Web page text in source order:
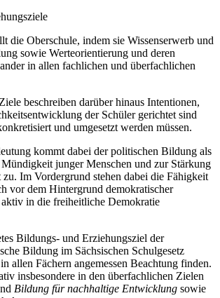
die Oberschule, indem sie Wissenserwerb und
sowie Werteorientierung und deren
in allen fachlichen und überfachlichen
beschreiben darüber hinaus Intentionen,
der Schüler gerichtet sind
und umgesetzt werden müssen.
kommt dabei der politischen Bildung als
junger Menschen und zur Stärkung
Im Vordergrund stehen dabei die Fähigkeit
vor dem Hintergrund demokratischer
in die freiheitliche Demokratie
Bildungs- und Erziehungsziel der
Bildung im Sächsischen Schulgesetz
allen Fächern angemessen Beachtung finden.
insbesondere in den überfachlichen Zielen
Bildung für nachhaltige Entwicklung sowie